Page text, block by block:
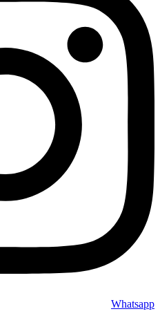
Whatsapp